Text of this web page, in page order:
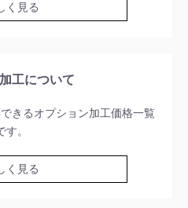
く見る
工について
きるオプション加工価格一覧
す。
く見る